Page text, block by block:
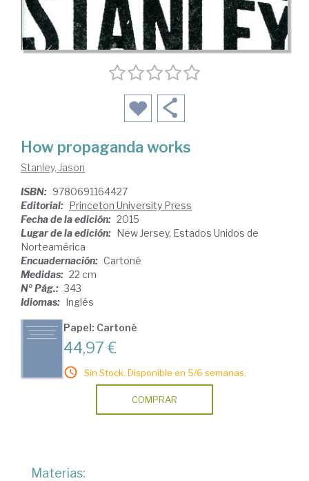
How propaganda works
Stanley, Jason
ISBN: 9780691164427
Editorial: Princeton University Press
Fecha de la edición: 2015
Lugar de la edición: New Jersey. Estados Unidos de
Norteamérica
Encuadernación: Cartoné
Medidas: 22 cm
Nº Pág.: 343
Idiomas: Inglés
Papel: Cartoné
44,97 €
Sin Stock. Disponible en 5/6 semanas.
COMPRAR
Materias: